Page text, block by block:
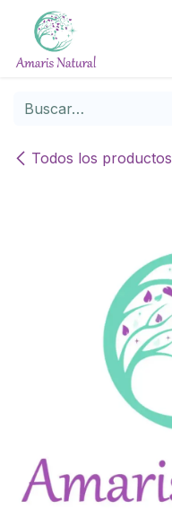
Ir al contenido
Todos los productos